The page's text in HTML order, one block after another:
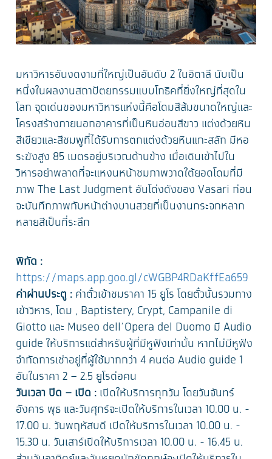
มหาวิหารอันงดงามที่ใหญ่เป็นอันดับ 2 ในอิตาลี นับเป็น
หนึ่งในผลงานสถาปัตยกรรมแบบโกธิคที่ยิ่งใหญ่ที่สุดใน
โลก จุดเด่นของมหาวิหารแห่งนี้คือโดมสีส้มขนาดใหญ่และ
โครงสร้างภายนอกอาคารที่เป็นหินอ่อนสีขาว แต่งด้วยหิน
สีเขียวและสีชมพูที่ได้รับการตกแต่งด้วยหินแกะสลัก มีหอ
ระฆังสูง 85 เมตรอยู่บริเวณด้านข้าง เมื่อเดินเข้าไปใน
วิหารอย่าพลาดที่จะแหงนหน้าชมภาพวาดใต้ยอดโดมที่มี
ภาพ The Last Judgment อันโด่งดังของ Vasari ก่อน
จะบันทึกภาพกับหน้าต่างบานสวยที่เป็นงานกระจกหลาก
หลายสีเป็นที่ระลึก
พิกัด :
https://maps.app.goo.gl/cWGBP4RDaKffEa659
ค่าผ่านประตู : ค่าตั๋วเข้าชมราคา 15 ยูโร โดยตั๋วนั้นรวมทาง
เข้าวิหาร, โดม , Baptistery, Crypt, Campanile di
Giotto และ Museo dell’Opera del Duomo มี Audio
guide ให้บริการแต่สำหรับผู้ที่มีหูฟังเท่านั้น หากไม่มีหูฟัง
จำกัดการเช่าอยู่ที่ผู้ใช้มากกว่า 4 คนต่อ Audio guide 1
อันในราคา 2 – 2.5 ยูโรต่อคน
วันเวลา ปิด – เปิด : เปิดให้บริการทุกวัน โดยวันจันทร์
อังคาร พุธ และวันศุกร์จะเปิดให้บริการในเวลา 10.00 น. -
17.00 น. วันพฤหัสบดี เปิดให้บริการในเวลา 10.00 น. -
15.30 น. วันเสาร์เปิดให้บริการเวลา 10.00 น. - 16.45 น.